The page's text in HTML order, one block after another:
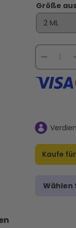
Größe
Kaufe
Wählen